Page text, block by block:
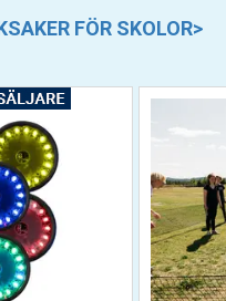
FÖR SKOLOR>